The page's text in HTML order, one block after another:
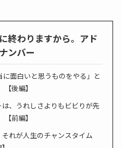
終わりますから。アド
ンバー
面白いと思うものをやる」と
後編】
は、うれしさよりもビビりが先
前編】
それが人生のチャンスタイム